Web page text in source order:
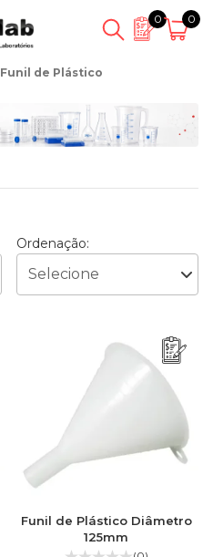
0 0
Funil de Plástico
Ordenação:
Funil de Plástico Diâmetro
125mm